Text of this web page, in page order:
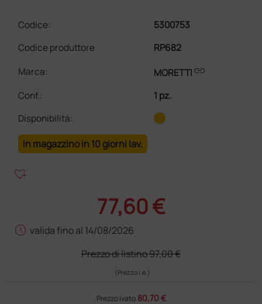
Codice:
5300753
Codice produttore
RP682
Marca:
MORETTIlink
Conf.:
1 pz.
Disponibilità:
In magazzino in 10 giorni lav.
heart_plus
77,60 €
schedule valida fino al 14/08/2026
Prezzo di listino97,00 €
(Prezzo i.e.)
Prezzo ivato 80,70 €